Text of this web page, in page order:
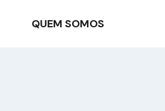
QUEM SOMOS